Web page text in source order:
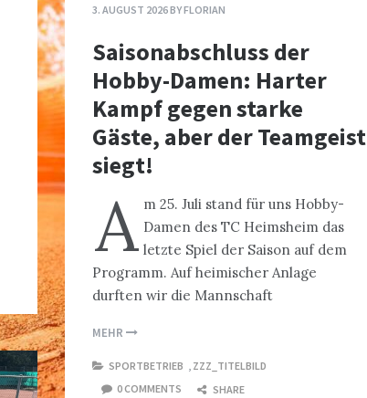
3. AUGUST 2026BYFLORIAN
Saisonabschluss der
Hobby-Damen: Harter
Kampf gegen starke
Gäste, aber der Teamgeist
siegt!
A m 25. Juli stand für uns Hobby-
Damen des TC Heimsheim das
letzte Spiel der Saison auf dem
Programm. Auf heimischer Anlage
durften wir die Mannschaft
MEHR
SPORTBETRIEB
ZZZ_TITELBILD
0 COMMENTS
SHARE